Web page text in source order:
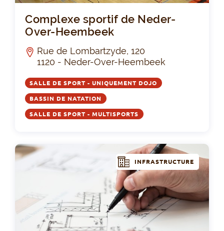
Complexe sportif de Neder-
Over-Heembeek
Rue de Lombartzyde, 120
1120 - Neder-Over-Heembeek
SALLE DE SPORT - UNIQUEMENT DOJO
BASSIN DE NATATION
SALLE DE SPORT - MULTISPORTS
INFRASTRUCTURE